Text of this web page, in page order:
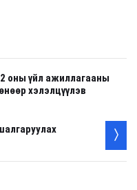
оны үйл ажиллагааны
хэлэлцүүлэв